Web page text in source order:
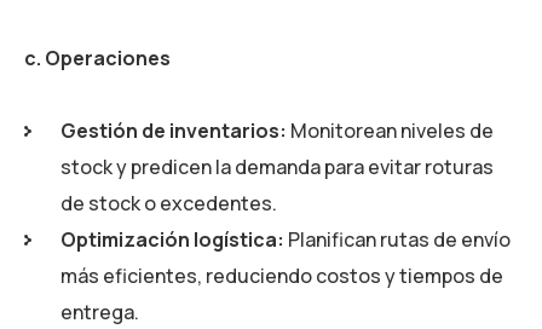
c. Operaciones
Gestión de inventarios: Monitorean niveles de
stock y predicen la demanda para evitar roturas
de stock o excedentes.
Optimización logística: Planifican rutas de envío
más eficientes, reduciendo costos y tiempos de
entrega.